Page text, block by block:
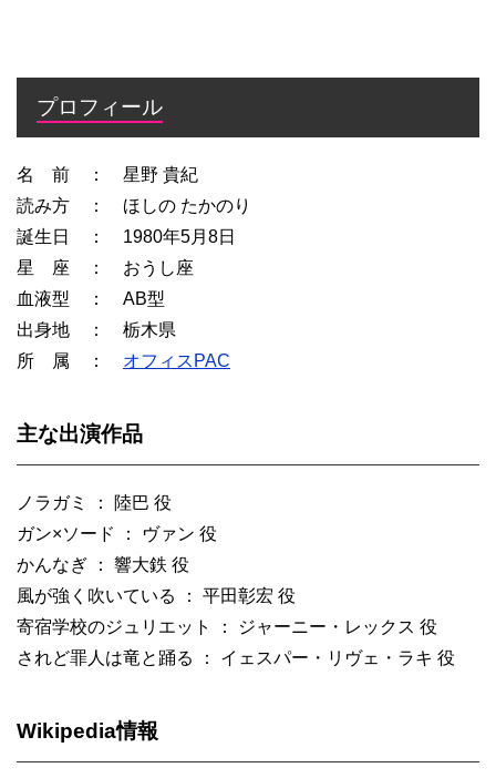
プロフィール
名 前 ： 星野 貴紀
読み方 ： ほしの たかのり
誕生日 ： 1980年5月8日
星 座 ： おうし座
血液型 ： AB型
出身地 ： 栃木県
所 属 ： オフィスPAC
主な出演作品
ノラガミ ： 陸巴 役
ガン×ソード ： ヴァン 役
かんなぎ ： 響大鉄 役
風が強く吹いている ： 平田彰宏 役
寄宿学校のジュリエット ： ジャーニー・レックス 役
されど罪人は竜と踊る ： イェスパー・リヴェ・ラキ 役
Wikipedia情報